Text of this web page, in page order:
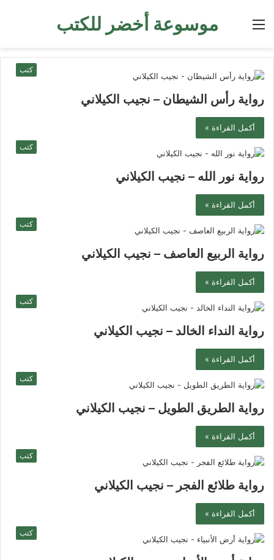
موسوعة أخضر للكتب القائمة
كتب
رواية رأس الشيطان – نجيب الكيلاني
أكمل القراءة »
كتب
رواية نور الله – نجيب الكيلاني
أكمل القراءة »
كتب
رواية الربيع العاصف – نجيب الكيلاني
أكمل القراءة »
كتب
رواية النداء الخالد – نجيب الكيلاني
أكمل القراءة »
كتب
رواية الطريق الطويل – نجيب الكيلاني
أكمل القراءة »
كتب
رواية طلائع الفجر – نجيب الكيلاني
أكمل القراءة »
كتب